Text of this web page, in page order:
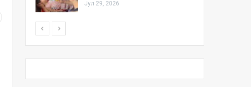
Јул 29, 2026